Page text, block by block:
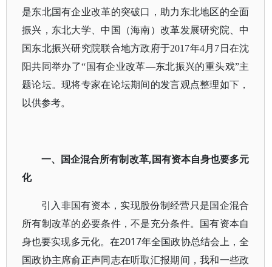
是东北国有企业改革的突破口，助力东北地区的全面
振兴，东北大学、中国（海南）改革发展研究院、中
国东北振兴研究院联合地方政府于2017年4月7日在沈
阳共同举办了“国有企业改革—东北振兴的重头戏”主
题论坛。现将专家在论坛期间的发言观点整理如下，
以供参考。
一、国企混合所有制改革,国有资本自身也要多元
化
引入非国有资本，实现股份制经营只是国企混合
所有制改革的必要条件，不是充分条件。国有资本自
身也要实现多元化。在2017年全国政协总结会上，全
国政协主席俞正声同志在听取汇报期间，我和一些政